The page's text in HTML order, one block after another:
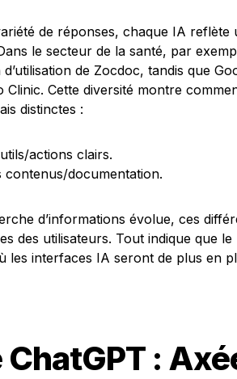
de réponses, chaque IA
le secteur de la santé, par
de Zocdoc, tandis que
Cette diversité montre
distinctes :
actions clairs.
contenus/documentation.
d’informations évolue, ces
des utilisateurs. Tout indique que
les interfaces IA seront de plus en
: